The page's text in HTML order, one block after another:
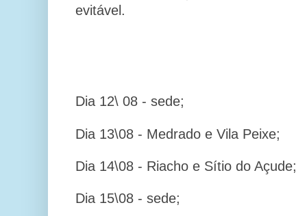
evitável.
Dia 12\ 08 - sede;
Dia 13\08 - Medrado e Vila Peixe;
Dia 14\08 - Riacho e Sítio do Açude;
Dia 15\08 - sede;